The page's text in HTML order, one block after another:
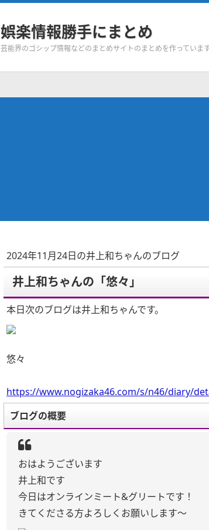
娯楽情報勝手にまとめ
芸能界のゴシップ情報などのまとめサイトのまとめを作っていま
2024年11月24日の井上和ちゃんのブログ
井上和ちゃんの「悠々」
本日次のブログは井上和ちゃんです。
悠々
https://www.nogizaka46.com/s/n46/diary/
ブログの概要
おはようございます
井上和です
今日はオンラインミート&グリートです！
きてくださる方よろしくお願いします〜